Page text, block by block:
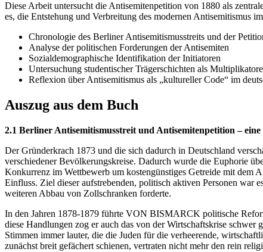
Diese Arbeit untersucht die Antisemitenpetition von 1880 als
es, die Entstehung und Verbreitung des modernen Antisemitismus
Chronologie des Berliner Antisemitismusstreits und der
Analyse der politischen Forderungen der Antisemiten
Sozialdemographische Identifikation der Initiatoren
Untersuchung studentischer Trägerschichten als
Reflexion über Antisemitismus als „kultureller Code“ im
Auszug aus dem Buch
2.1 Berliner Antisemitismusstreit und Antisemitenpetition –
Der Gründerkrach 1873 und die sich dadurch in Deutschland
verschiedener Bevölkerungskreise. Dadurch wurde die Euphorie
Konkurrenz im Wettbewerb um kostengünstiges Getreide mit dem
Einfluss. Ziel dieser aufstrebenden, politisch aktiven Personen
weiteren Abbau von Zollschranken forderte.
In den Jahren 1878-1879 führte VON BISMARCK politische
diese Handlungen zog er auch das von der Wirtschaftskrise
Stimmen immer lauter, die die Juden für die verheerende,
zunächst breit gefächert schienen, vertraten nicht mehr den rein